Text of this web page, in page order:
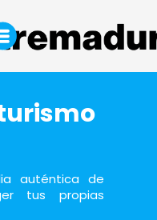
auténtica de
tus propias